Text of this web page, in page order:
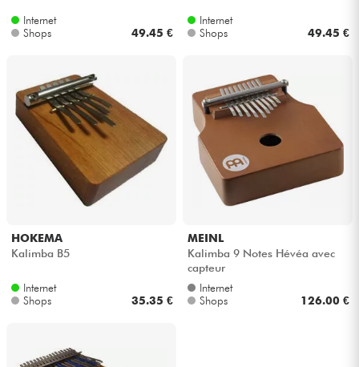
Internet
Shops
49.45 €
Internet
Shops
49.45 €
HOKEMA
Kalimba B5
Internet
Shops
35.35 €
MEINL
Kalimba 9 Notes Hévéa avec
capteur
Internet
Shops
126.00 €